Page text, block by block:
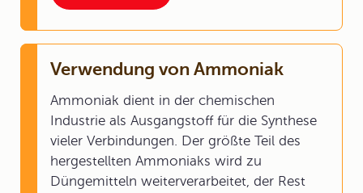
Verwendung von Ammoniak
Ammoniak dient in der chemischen
Industrie als Ausgangstoff für die Synthese
vieler Verbindungen. Der größte Teil des
hergestellten Ammoniaks wird zu
Düngemitteln weiterverarbeitet, der Rest